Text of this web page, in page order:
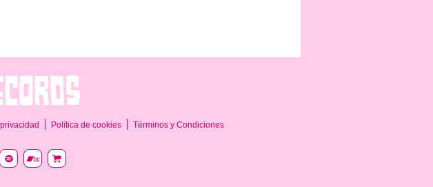
Política de cookies Términos y Condiciones